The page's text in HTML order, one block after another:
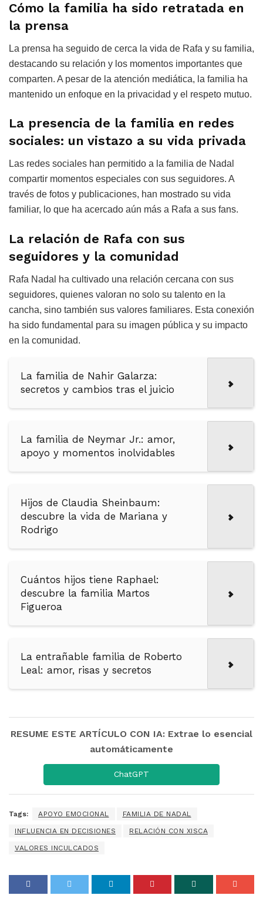
Cómo la familia ha sido retratada en
la prensa
La prensa ha seguido de cerca la vida de Rafa y su familia,
destacando su relación y los momentos importantes que
comparten. A pesar de la atención mediática, la familia ha
mantenido un enfoque en la privacidad y el respeto mutuo.
La presencia de la familia en redes
sociales: un vistazo a su vida privada
Las redes sociales han permitido a la familia de Nadal
compartir momentos especiales con sus seguidores. A
través de fotos y publicaciones, han mostrado su vida
familiar, lo que ha acercado aún más a Rafa a sus fans.
La relación de Rafa con sus
seguidores y la comunidad
Rafa Nadal ha cultivado una relación cercana con sus
seguidores, quienes valoran no solo su talento en la
cancha, sino también sus valores familiares. Esta conexión
ha sido fundamental para su imagen pública y su impacto
en la comunidad.
La familia de Nahir Galarza:
secretos y cambios tras el juicio
La familia de Neymar Jr.: amor,
apoyo y momentos inolvidables
Hijos de Claudia Sheinbaum:
descubre la vida de Mariana y
Rodrigo
Cuántos hijos tiene Raphael:
descubre la familia Martos
Figueroa
La entrañable familia de Roberto
Leal: amor, risas y secretos
RESUME ESTE ARTÍCULO CON IA: Extrae lo esencial
automáticamente
ChatGPT
Tags: APOYO EMOCIONAL FAMILIA DE NADAL
INFLUENCIA EN DECISIONES RELACIÓN CON XISCA
VALORES INCULCADOS